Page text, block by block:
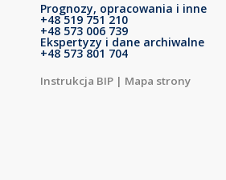
Prognozy, opracowania i inne
+48 519 751 210
+48 573 006 739
Ekspertyzy i dane archiwalne
+48 573 801 704
Instrukcja BIP | Mapa strony